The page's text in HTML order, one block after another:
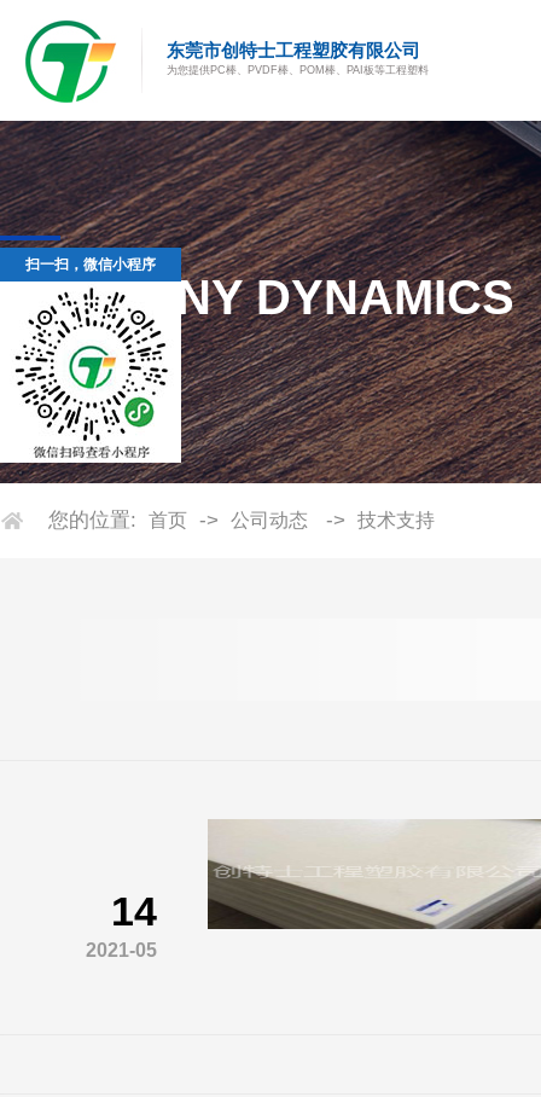
东莞市创特士工程塑胶有限公司
为您提供PC棒、PVDF棒、POM棒、PAI板等工程塑料
技术支持
您的位置: 首页 -> 公司动态 -> 技术支持
14
2021-05
扫一扫，微信小程序